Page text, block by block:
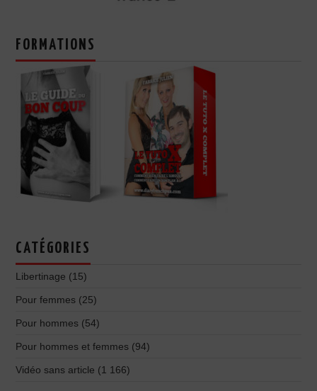
FORMATIONS
CATÉGORIES
Libertinage (15)
Pour femmes (25)
Pour hommes (54)
Pour hommes et femmes (94)
Vidéo sans article (1 166)